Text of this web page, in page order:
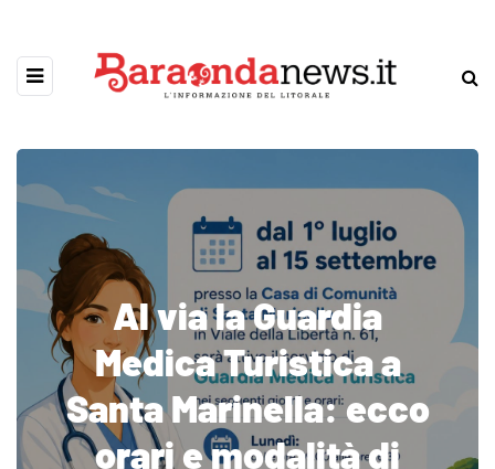
Al via la Guardia
Medica Turistica a
Santa Marinella: ecco
orari e modalità di